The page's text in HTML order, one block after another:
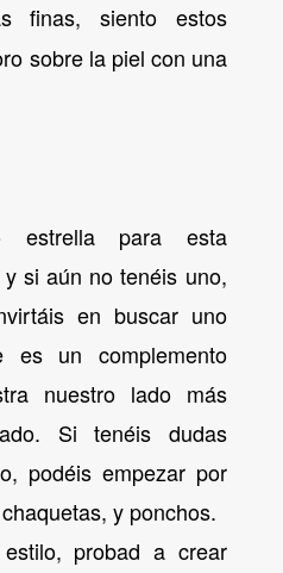
finas, siento estos
sobre la piel con una
estrella para esta
si aún no tenéis uno,
en buscar uno
es un complemento
nuestro lado más
Si tenéis dudas
podéis empezar por
y ponchos.
probad a crear